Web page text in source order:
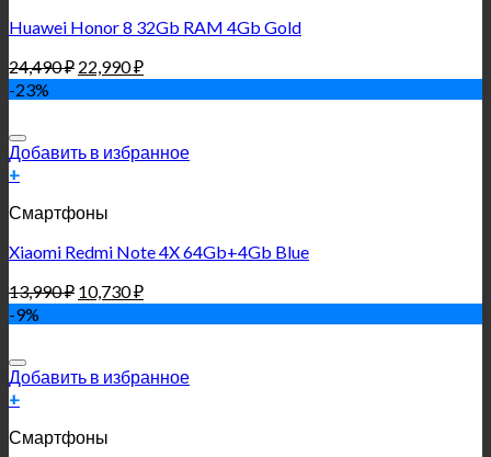
Huawei Honor 8 32Gb RAM 4Gb Gold
24,490₽ 22,990₽
-23%
Добавить в избранное
+
Смартфоны
Xiaomi Redmi Note 4X 64Gb+4Gb Blue
13,990₽ 10,730₽
-9%
Добавить в избранное
+
Смартфоны